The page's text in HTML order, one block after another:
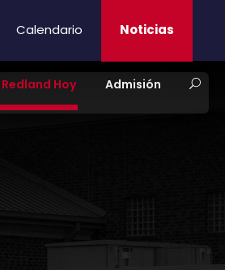
Calendario Noticias
Redland Hoy Admisión